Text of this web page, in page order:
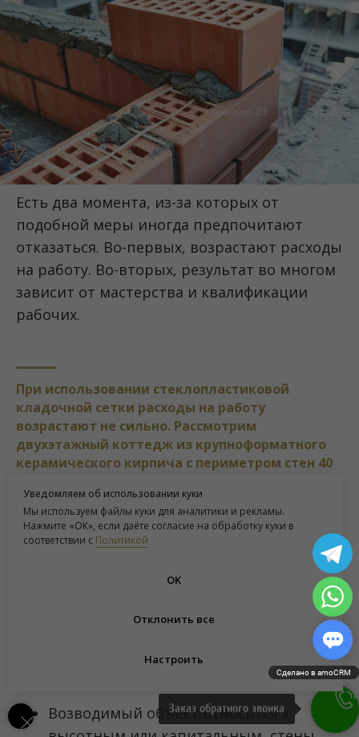
Уведомляем об использовании куки
Мы используем файлы куки для аналитики и рекламы.
Нажмите «ОК», если даёте согласие на обработку куки в
соответствии с Политикой
OK
Отклонить все
Настроить
Есть два момента, из-за которых от
подобной меры иногда предпочитают
отказаться. Во-первых, возрастают расходы
на работу. Во-вторых, результат во многом
зависит от мастерства и квалификации
рабочих.
При использовании стеклопластиковой
кладочной сетки расходы на работу
возрастают не сильно. Рассмотрим
двухэтажный коттедж из крупноформатного
керамического кирпича с периметром стен 40
армировании каждого 4-го ряда кладки вам
понадобится 240 погонных метров сетки
50х50х2 мм - 50 см. Сетка для такого дома
обойдётся в 8750 рублей. Согласитесь, совсем
небольшое увеличение стоимости для
Тем не менее кладочная сетка для кирпича,
размеры которой соответствуют расчётной
нагрузке, незаменима в ряде случаев:
Возводимый объект относится к
Заказ обратного звонка
Сделано в amoCRM